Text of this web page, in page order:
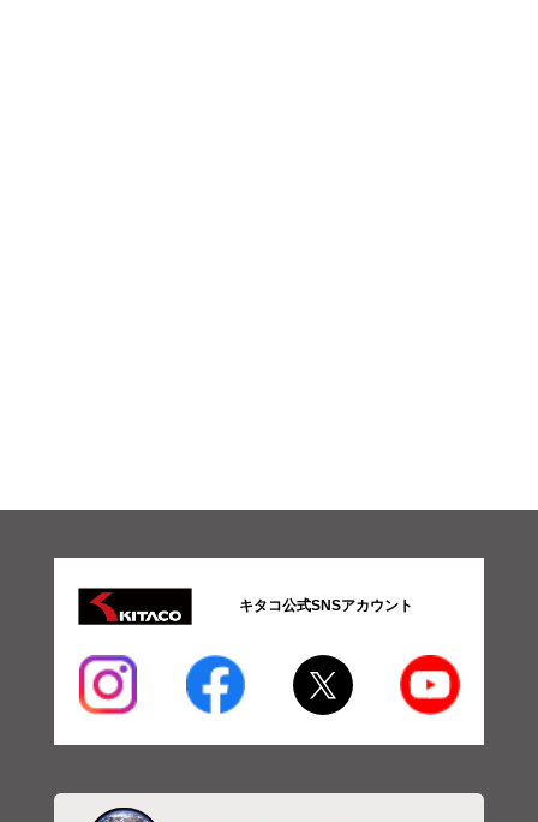
キタコ公式SNSアカウント